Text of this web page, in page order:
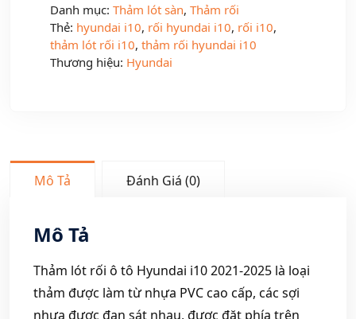
Danh mục: Thảm lót sàn, Thảm rối
Thẻ: hyundai i10, rối hyundai i10, rối i10,
thảm lót rối i10, thảm rối hyundai i10
Thương hiệu: Hyundai
Mô Tả Đánh Giá (0)
Mô Tả
Thảm lót rối ô tô Hyundai i10 2021-2025 là loại
thảm được làm từ nhựa PVC cao cấp, các sợi
nhựa được đan sát nhau, được đặt phía trên